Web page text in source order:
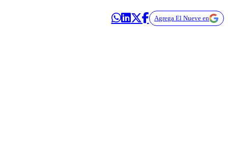
Agrega El Nueve en